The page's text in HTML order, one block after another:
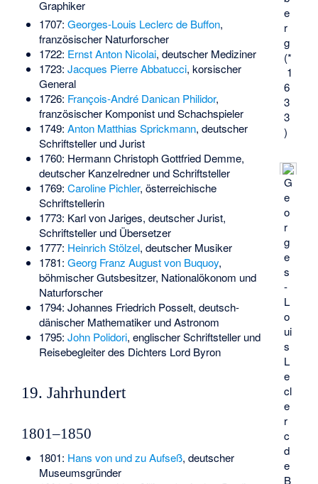
e
r
g
(*
1
6
3
3
)
Graphiker
G
e
o
r
g
e
s
-
L
o
ui
s
L
e
cl
e
r
c
d
e
B
1707: Georges-Louis Leclerc de Buffon,
französischer Naturforscher
1722: Ernst Anton Nicolai, deutscher Mediziner
1723: Jacques Pierre Abbatucci, korsischer
General
1726: François-André Danican Philidor,
französischer Komponist und Schachspieler
1749: Anton Matthias Sprickmann, deutscher
Schriftsteller und Jurist
1760: Hermann Christoph Gottfried Demme,
deutscher Kanzelredner und Schriftsteller
1769: Caroline Pichler, österreichische
Schriftstellerin
1773: Karl von Jariges, deutscher Jurist,
Schriftsteller und Übersetzer
1777: Heinrich Stölzel, deutscher Musiker
1781: Georg Franz August von Buquoy,
böhmischer Gutsbesitzer, Nationalökonom und
Naturforscher
1794: Johannes Friedrich Posselt, deutsch-
dänischer Mathematiker und Astronom
1795: John Polidori, englischer Schriftsteller und
Reisebegleiter des Dichters Lord Byron
19. Jahrhundert
1801–1850
1801: Hans von und zu Aufseß, deutscher
Museumsgründer